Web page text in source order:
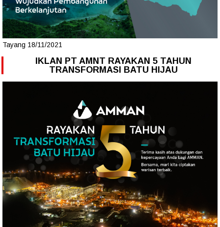
Tayang 18/11/2021
IKLAN PT AMNT RAYAKAN 5 TAHUN
TRANSFORMASI BATU HIJAU